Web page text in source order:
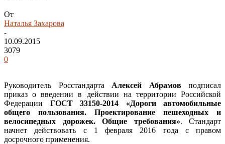
От
Наталья Захарова
-
10.09.2015
3079
0
Руководитель Росстандарта Алексей Абрамовподписал
приказ о введении в действии на территории Российской
Федерации ГОСТ 33150-2014 «Дороги автомобильные
общего пользования. Проектирование пешеходных и
велосипедных дорожек. Общие требования». Стандарт
начнет действовать с 1 февраля 2016 года с правом
досрочного применения.